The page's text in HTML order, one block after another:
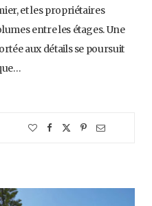
et les propriétaires
entre les étages. Une
aux détails se poursuit